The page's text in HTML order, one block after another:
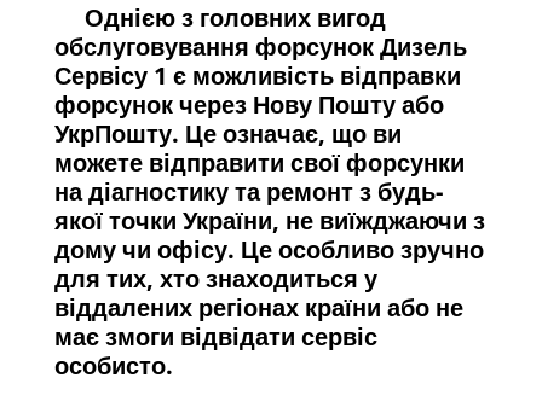
Однією з головних вигод
обслуговування форсунок Дизель
Сервісу 1 є можливість відправки
форсунок через Нову Пошту або
УкрПошту. Це означає, що ви
можете відправити свої форсунки
на діагностику та ремонт з будь-
якої точки України, не виїжджаючи з
дому чи офісу. Це особливо зручно
для тих, хто знаходиться у
віддалених регіонах країни або не
має змоги відвідати сервіс
особисто.